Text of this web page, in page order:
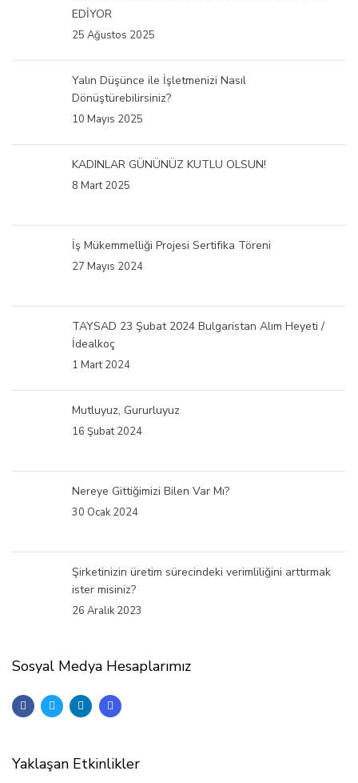
EDİYOR
25 Ağustos 2025
Yalın Düşünce ile İşletmenizi Nasıl
Dönüştürebilirsiniz?
10 Mayıs 2025
KADINLAR GÜNÜNÜZ KUTLU OLSUN!
8 Mart 2025
İş Mükemmelliği Projesi Sertifika Töreni
27 Mayıs 2024
TAYSAD 23 Şubat 2024 Bulgaristan Alım Heyeti /
İdealkoç
1 Mart 2024
Mutluyuz, Gururluyuz
16 Şubat 2024
Nereye Gittiğimizi Bilen Var Mı?
30 Ocak 2024
Şirketinizin üretim sürecindeki verimliliğini arttırmak
ister misiniz?
26 Aralık 2023
Sosyal Medya Hesaplarımız
Yaklaşan Etkinlikler